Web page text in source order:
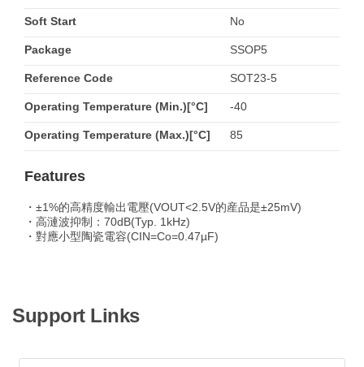
Soft Start No
Package SSOP5
Reference Code SOT23-5
Operating Temperature (Min.)[°C] -40
Operating Temperature (Max.)[°C] 85
Features
・±1%的高精度輸出電壓(VOUT<2.5V的産品是±25mV)
・高漣波抑制：70dB(Typ. 1kHz)
・對應小型陶瓷電容(CIN=Co=0.47µF)
Support Links